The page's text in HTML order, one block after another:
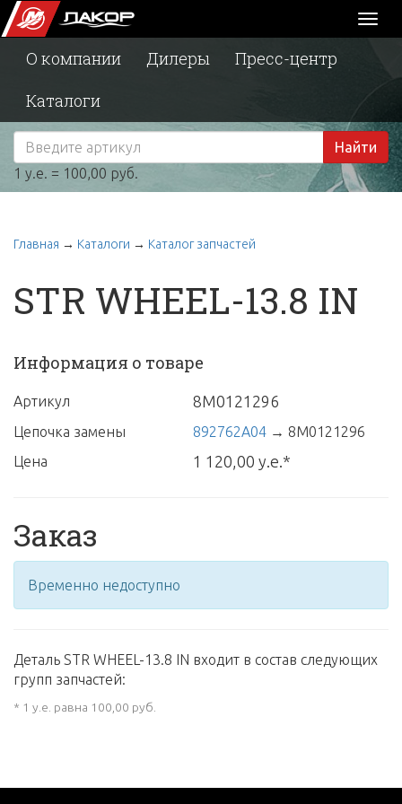
О компании Дилеры
Пресс-центр
Каталоги
Найти
1 у.е. = 100,00 руб.
Главная → Каталоги → Каталог запчастей
STR WHEEL-13.8 IN
Информация о товаре
Артикул 8M0121296
Цепочка замены 892762A04 → 8M0121296
Цена
1 120,00 у.е.*
Заказ
Временно недоступно
Деталь STR WHEEL-13.8 IN входит в состав следующих
групп запчастей:
* 1 у.е. равна 100,00 руб.